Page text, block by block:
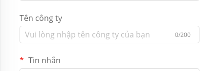
Tên công ty
0/200
Tin nhắn